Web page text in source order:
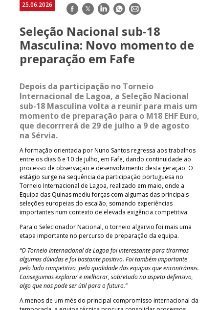
25.06.2026 Facebook
TwitterLinkedInWhatsApp
E-
Seleção Nacional sub-18
Masculina: Novo momento de
preparação em Fafe
Depois da participação no Torneio
Internacional de Lagoa, a Seleção Nacional
sub-18 Masculina volta a reunir para mais um
momento de preparação para o M18 EHF Euro,
que decorrrerá de 29 de julho a 9 de agosto
na Sérvia.
A formação orientada por Nuno Santos regressa aos trabalhos
entre os dias 6 e 10 de julho, em Fafe, dando continuidade ao
processo de observação e desenvolvimento desta geração. O
estágio surge na sequência da participação portuguesa no
Torneio Internacional de Lagoa, realizado em maio, onde a
Equipa das Quinas mediu forças com algumas das principais
seleções europeias do escalão, somando experiências
importantes num contexto de elevada exigência competitiva.
Para o Selecionador Nacional, o torneio algarvio foi mais uma
etapa importante no percurso de preparação da equipa.
“O Torneio Internacional de Lagoa foi interessante para tirarmos
algumas dúvidas e foi bastante positivo. Foi também importante
pelo lado competitivo, pela qualidade das equipas que encontrámos.
Conseguimos explorar e melhorar, sobretudo no aspeto defensivo,
algo que nos pode ser útil para o futuro.”
A menos de um mês do principal compromisso internacional da